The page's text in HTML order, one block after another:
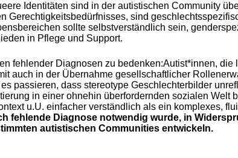
Identitäten sind in der autistischen Community
Gerechtigkeitsbedürfnisses, sind
sollte selbstverständlich sein,
in Pflege und Support.
fehlender Diagnosen zu bedenken:Autist*innen,
auch in der Übernahme gesellschaftlicher
passieren, dass stereotype Geschlechterbilder
in einer ohnehin überfordernden sozialen Welt
u.U. einfacher verständlich als ein komplexes,
fehlende Diagnose notwendig wurde, in
autistischen Communities entwickeln.